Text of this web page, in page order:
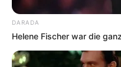
DARADA
Helene Fischer war die